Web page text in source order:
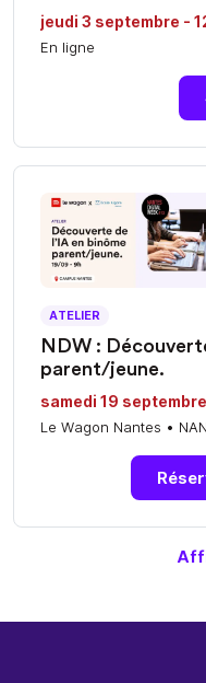
jeudi 3 septembre -
En ligne
ATELIER
NDW :
parent/jeune.
samedi 19
Le Wagon Nantes •